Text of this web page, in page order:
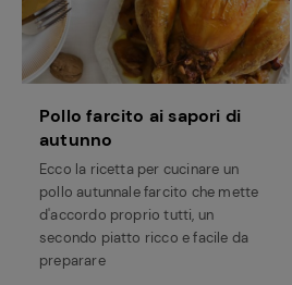
Pollo farcito ai sapori di
autunno
Ecco la ricetta per cucinare un
pollo autunnale farcito che mette
d'accordo proprio tutti, un
secondo piatto ricco e facile da
preparare